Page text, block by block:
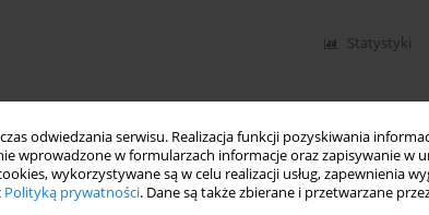
odwiedzania serwisu. Realizacja funkcji pozyskiwania
wprowadzone w formularzach informacje oraz zapisywanie w
wykorzystywane są w celu realizacji usług, zapewnienia
Polityką prywatności. Dane są także zbierane i przetwarzane
Statystyki